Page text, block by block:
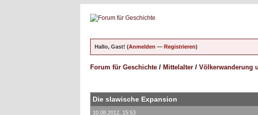
Hallo, Gast! (Anmelden — Registrieren)
Forum für Geschichte / Mittelalter / Völkerwanderung
Die slawische Expansion
10.08.2012, 15:53